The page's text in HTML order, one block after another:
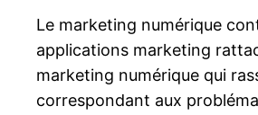
Le marketing numérique
applications marketing
marketing numérique qui
correspondant aux